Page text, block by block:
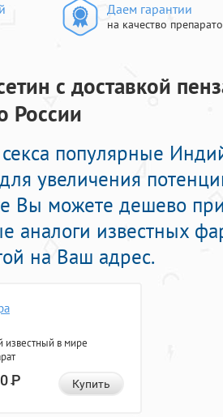
Даем гарантии
на качество
с доставкой
России
популярные
увеличения
Вы можете дешево
аналоги известных
на Ваш адрес.
известный в мире
Р Купить